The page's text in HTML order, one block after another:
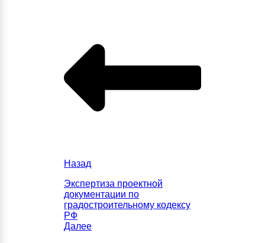
Назад
Экспертиза проектной
документации по
градостроительному кодексу
РФ
Далее